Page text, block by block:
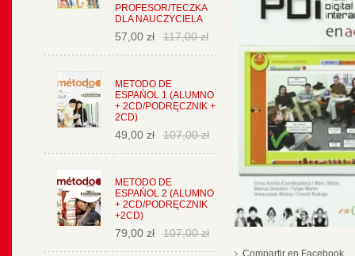
PROFESOR/TECZKA
DLA NAUCZYCIELA
57,00 zł 117,00 zł
METODO DE
ESPAŃOL 1 (ALUMNO
+ 2CD/PODRĘCZNIK +
2CD)
49,00 zł 107,00 zł
METODO DE
ESPAŃOL 2 (ALUMNO
+ 2CD/PODRĘCZNIK
+2CD)
79,00 zł 107,00 zł
Compartir en Facebook